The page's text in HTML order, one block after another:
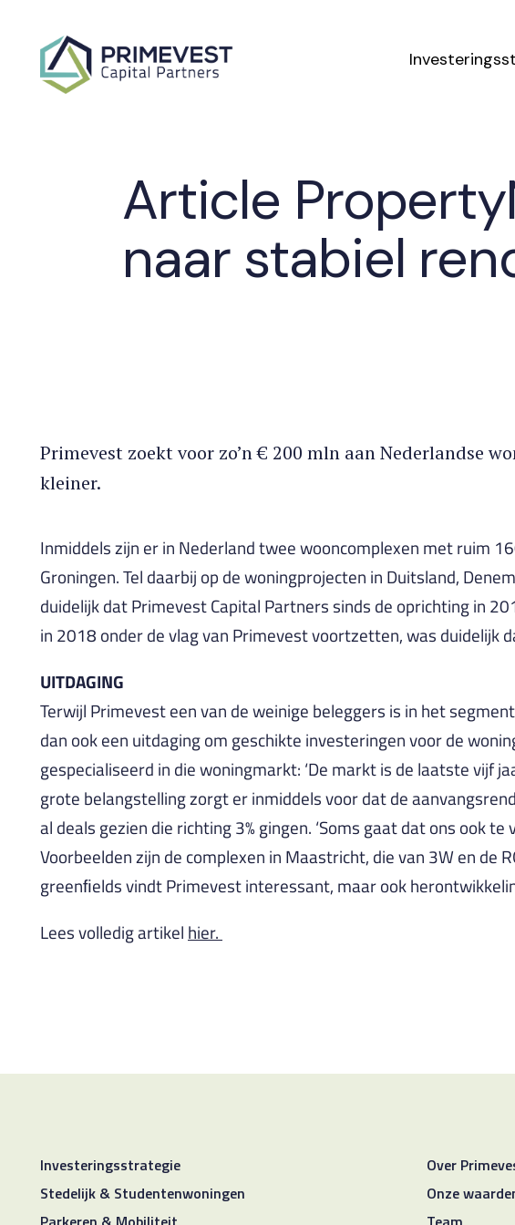
Article
naar stabiel
Primevest zoekt voor zo’n € 200 mln aan Nederlandse
kleiner.
Inmiddels zijn er in Nederland twee wooncomplexen met ruim
Groningen. Tel daarbij op de woningprojecten in Duitsland,
duidelijk dat Primevest Capital Partners sinds de oprichting in
in 2018 onder de vlag van Primevest voortzetten, was duidelijk
UITDAGING
Terwijl Primevest een van de weinige beleggers is in het
dan ook een uitdaging om geschikte investeringen voor de
gespecialiseerd in die woningmarkt: ‘De markt is de laatste vijf
grote belangstelling zorgt er inmiddels voor dat de
al deals gezien die richting 3% gingen. ‘Soms gaat dat ons ook
Voorbeelden zijn de complexen in Maastricht, die van 3W en de
greenﬁelds vindt Primevest interessant, maar ook
Lees volledig artikel hier.
Investeringsstrategie
Stedelijk & Studentenwoningen
Over
Onze